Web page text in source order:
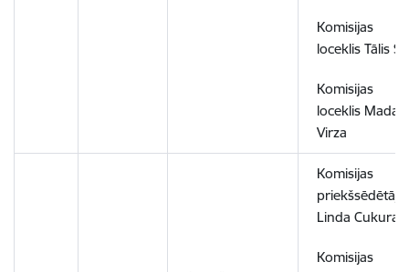
Komisijas
loceklis Tālis
Komisijas
loceklis
Virza
Komisijas
priekšsēdētāja
Linda Cukura
Komisijas